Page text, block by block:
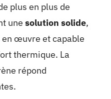
plus en plus de
une solution solide,
œuvre et capable
thermique. La
répond